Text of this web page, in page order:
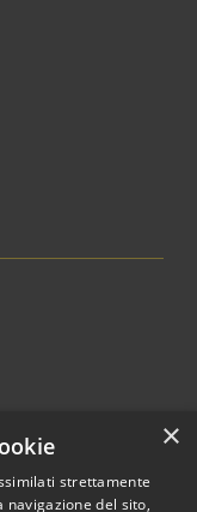
×
strettamente
del sito,